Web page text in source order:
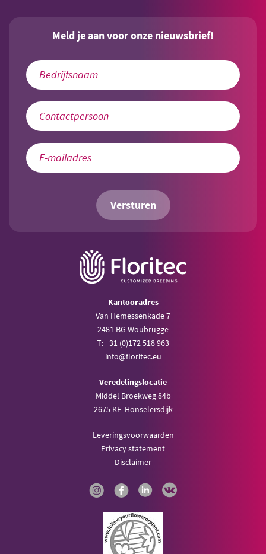
Meld je aan voor onze nieuwsbrief!
Versturen
Kantooradres
Van Hemessenkade 7
2481 BG Woubrugge
T: +31 (0)172 518 963
info@floritec.eu
Veredelingslocatie
Middel Broekweg 84b
2675 KE Honselersdijk
Leveringsvoorwaarden
Privacy statement
Disclaimer